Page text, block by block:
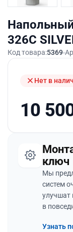
326C
Код товара:5369
Нет в
10
ключ
Мы
систем
улучшат
в
Узнать